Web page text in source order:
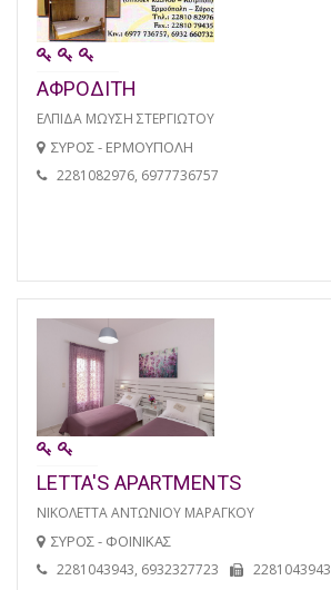
ΑΦΡΟΔΙΤΗ
ΕΛΠΙΔΑ ΜΩΥΣΗ ΣΤΕΡΓΙΩΤΟΥ
ΣΥΡΟΣ - ΕΡΜΟΥΠΟΛΗ
2281082976, 6977736757
LETTA'S APARTMENTS
ΝΙΚΟΛΕΤΤΑ ΑΝΤΩΝΙΟΥ ΜΑΡΑΓΚΟΥ
ΣΥΡΟΣ - ΦΟΙΝΙΚΑΣ
2281043943, 6932327723 2281043943